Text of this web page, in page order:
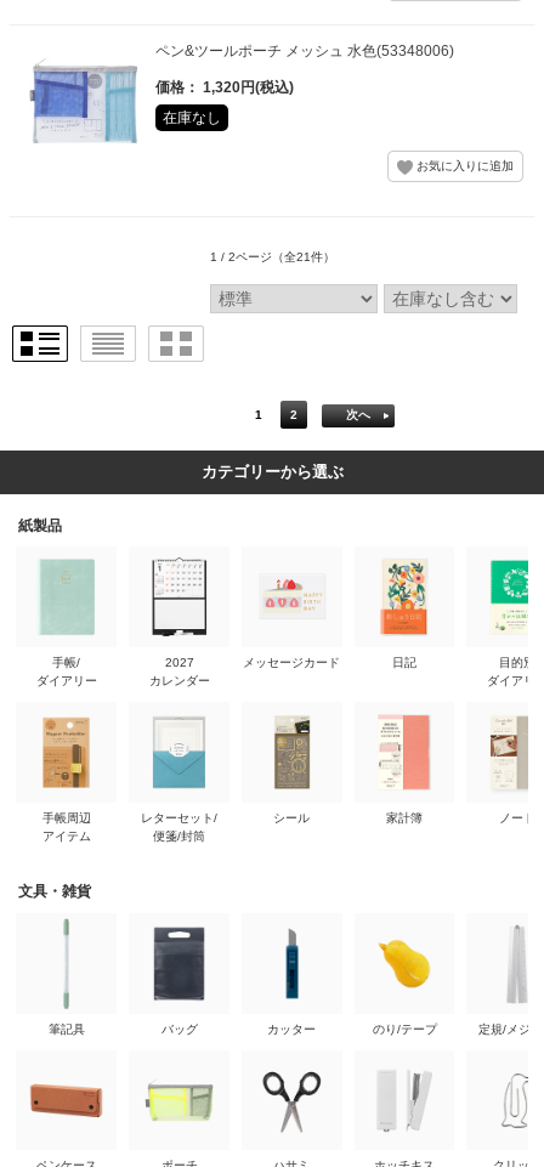
ペン&ツールポーチ メッシュ 水色(53348006)
価格： 1,320円(税込)
在庫なし
1 / 2ページ （全21件）
1 2 次へ
カテゴリーから選ぶ
紙製品
手帳/
ダイアリー
手帳周辺
アイテム
2027
カレンダー
レターセット/
便箋/封筒
メッセージカード
シール
日記
家計簿
目的別
ダイアリ
ノート
文具・雑貨
筆記具 バッグ カッター のり/テープ 定規/メジ